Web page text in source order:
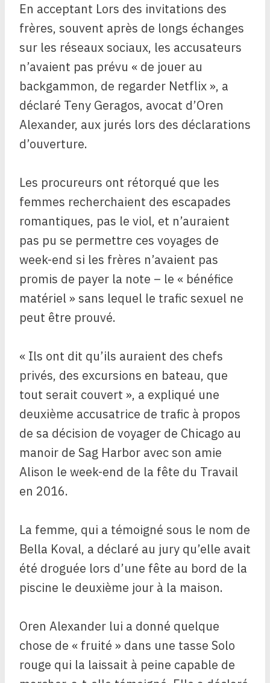
En acceptant Lors des invitations des
frères, souvent après de longs échanges
sur les réseaux sociaux, les accusateurs
n’avaient pas prévu « de jouer au
backgammon, de regarder Netflix », a
déclaré Teny Geragos, avocat d’Oren
Alexander, aux jurés lors des déclarations
d’ouverture.
Les procureurs ont rétorqué que les
femmes recherchaient des escapades
romantiques, pas le viol, et n’auraient
pas pu se permettre ces voyages de
week-end si les frères n’avaient pas
promis de payer la note – le « bénéfice
matériel » sans lequel le trafic sexuel ne
peut être prouvé.
« Ils ont dit qu’ils auraient des chefs
privés, des excursions en bateau, que
tout serait couvert », a expliqué une
deuxième accusatrice de trafic à propos
de sa décision de voyager de Chicago au
manoir de Sag Harbor avec son amie
Alison le week-end de la fête du Travail
en 2016.
La femme, qui a témoigné sous le nom de
Bella Koval, a déclaré au jury qu’elle avait
été droguée lors d’une fête au bord de la
piscine le deuxième jour à la maison.
Oren Alexander lui a donné quelque
chose de « fruité » dans une tasse Solo
rouge qui la laissait à peine capable de